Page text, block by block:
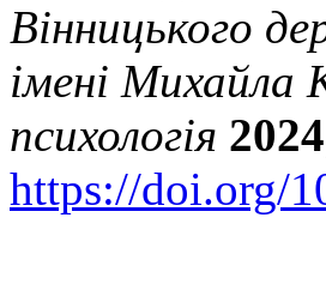
Вінницького
імені Михайла
психологія 2024
https://doi.org/